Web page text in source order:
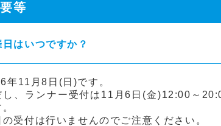
等
日はいつですか？
年11月8日(日)です。
し、ランナー受付は11月6日(金)12:00～
の受付は行いませんのでご注意ください。